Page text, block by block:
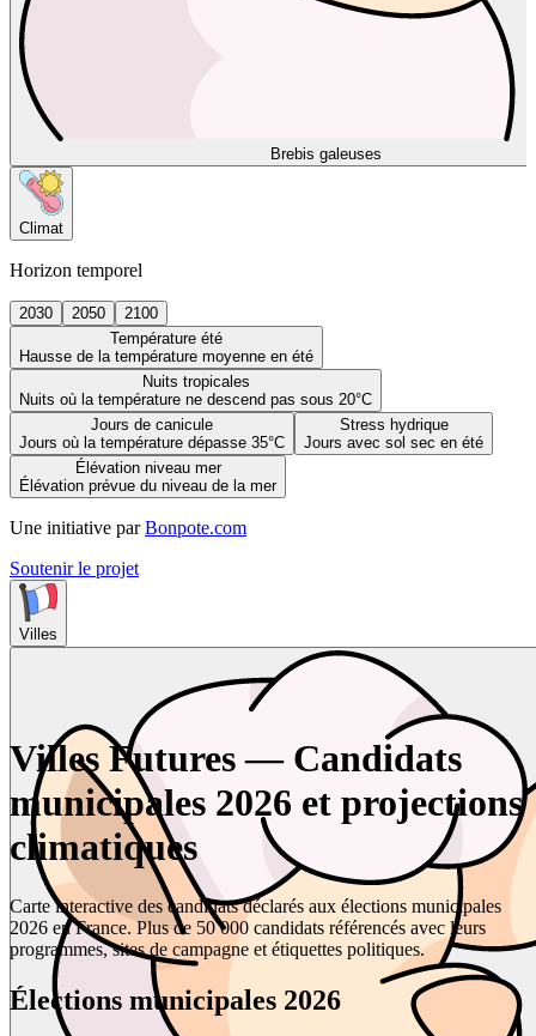
Brebis galeuses
Climat
Horizon temporel
2030 2050
2100
Température été
Hausse de la température moyenne en été
Nuits tropicales
Nuits où la température ne descend pas sous 20°C
Jours de canicule
Jours où la température dépasse 35°C
Stress hydrique
Jours avec sol sec en été
Élévation niveau mer
Élévation prévue du niveau de la mer
Une initiative par Bonpote.com
Soutenir le projet
Villes
Villes Futures — Candidats
municipales 2026 et projections
climatiques
Carte interactive des candidats déclarés aux élections municipales
2026 en France. Plus de 50 000 candidats référencés avec leurs
programmes, sites de campagne et étiquettes politiques.
Élections municipales 2026